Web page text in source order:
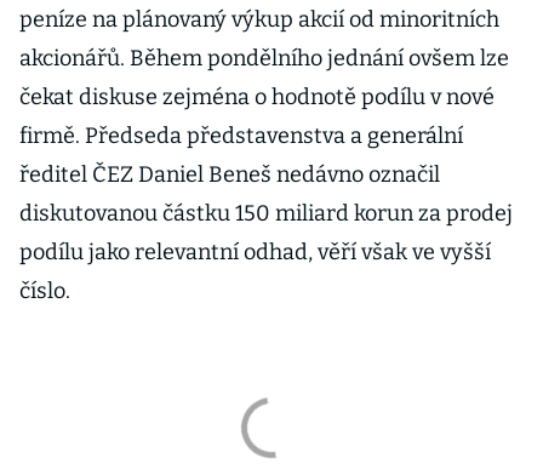
peníze na plánovaný výkup akcií od minoritních
akcionářů. Během pondělního jednání ovšem lze
čekat diskuse zejména o hodnotě podílu v nové
firmě. Předseda představenstva a generální
ředitel ČEZ Daniel Beneš nedávno označil
diskutovanou částku 150 miliard korun za prodej
podílu jako relevantní odhad, věří však ve vyšší
číslo.